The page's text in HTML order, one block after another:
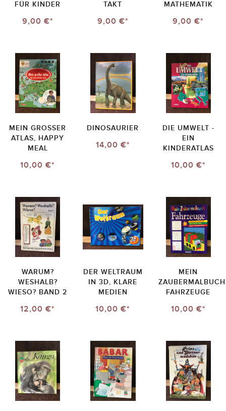
FÜR KINDER
9,00 €*
TAKT
9,00 €*
MATHEMATIK
9,00 €*
MEIN GROSSER A
TLAS, HAPPY M
EAL
10,00 €*
DINOSAURIER
14,00 €*
DIE UMWELT -
EIN
KINDERATLAS
10,00 €*
WARUM?
WESHALB?
WIESO? BAND 2
12,00 €*
DER WELTRAUM
IN 3D, KLARE
MEDIEN
10,00 €*
MEIN
FAHRZEUGE
10,00 €*